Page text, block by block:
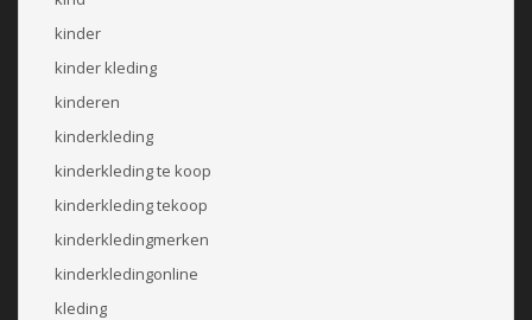
kinder
kinder kleding
kinderen
kinderkleding
kinderkleding te koop
kinderkleding tekoop
kinderkledingmerken
kinderkledingonline
kleding